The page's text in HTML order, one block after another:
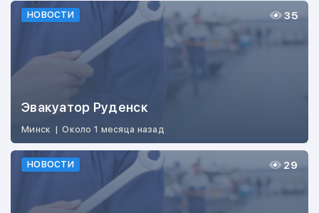
НОВОСТИ
Эвакуатор Руденск
Минск | Около 1 месяца назад
35
НОВОСТИ 29